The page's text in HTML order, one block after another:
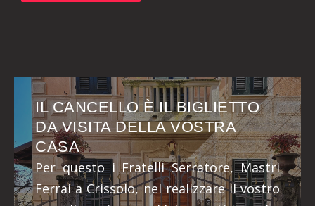
IL CANCELLO È IL BIGLIETTO
DA VISITA DELLA VOSTRA
CASA
Per questo i Fratelli Serratore, Mastri
Ferrai a Crissolo, nel realizzare il vostro